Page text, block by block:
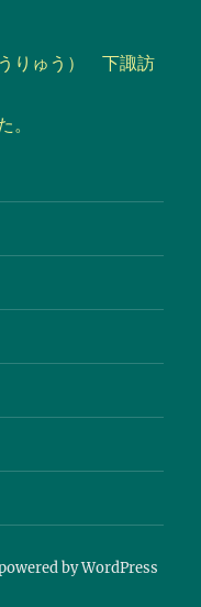
りゅう） 下諏訪
by WordPress